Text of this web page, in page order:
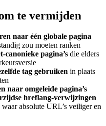
te vermijden
naar één globale pagina
zou moeten ranken
canonieke pagina’s die elders
tag gebruiken in plaats
naar omgeleide pagina’s
hreflang-verwijzingen
waar absolute URL’s veiliger en